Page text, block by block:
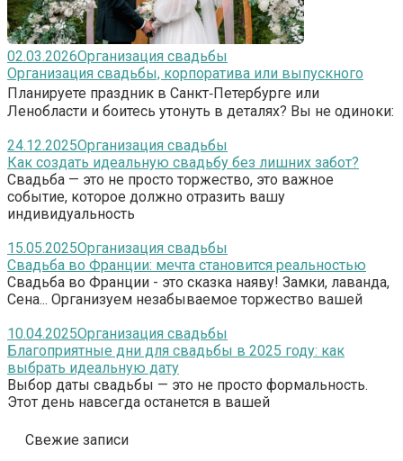
02.03.2026Организация свадьбы
Организация свадьбы, корпоратива или выпускного
Планируете праздник в Санкт‑Петербурге или
Ленобласти и боитесь утонуть в деталях? Вы не одиноки:
24.12.2025Организация свадьбы
Как создать идеальную свадьбу без лишних забот?
Свадьба — это не просто торжество, это важное
событие, которое должно отразить вашу
индивидуальность
15.05.2025Организация свадьбы
Свадьба во Франции: мечта становится реальностью
Свадьба во Франции - это сказка наяву! Замки, лаванда,
Сена... Организуем незабываемое торжество вашей
10.04.2025Организация свадьбы
Благоприятные дни для свадьбы в 2025 году: как
выбрать идеальную дату
Выбор даты свадьбы — это не просто формальность.
Этот день навсегда останется в вашей
Свежие записи